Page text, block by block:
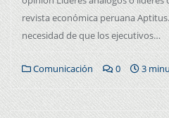
revista económica peruana
necesidad de que los ejecutivos…
Comunicación 0 3